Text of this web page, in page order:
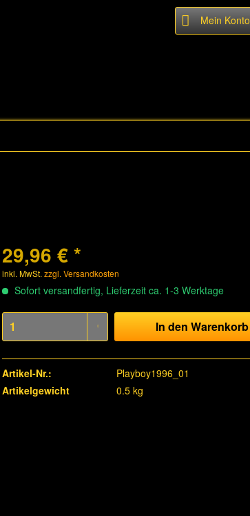
Mein Konto
29,96 € *
inkl. MwSt.zzgl. Versandkosten
Sofort versandfertig, Lieferzeit ca. 1-3 Werktage
In den Warenkorb
Artikel-Nr.:
Playboy1996_01
Artikelgewicht
0.5 kg